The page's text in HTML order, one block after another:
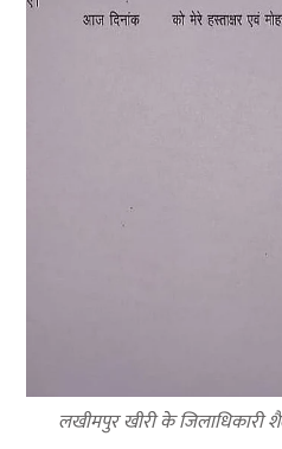
लखीमपुर खीरी के जिलाधिकारी